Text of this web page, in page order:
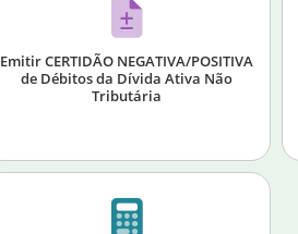
Emitir CERTIDÃO NEGATIVA/POSITIVA
de Débitos da Dívida Ativa Não
Tributária